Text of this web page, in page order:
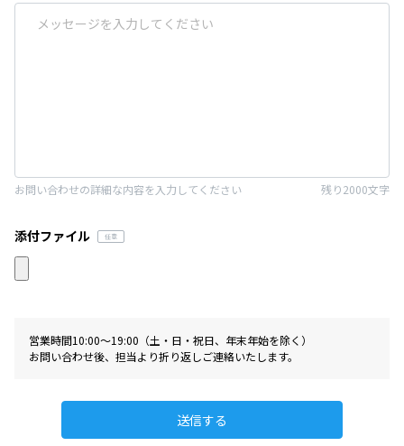
残り2000文字
お問い合わせの詳細な内容を入力してください
添付ファイル
営業時間10:00〜19:00（土・日・祝日、年末年始を除く）
お問い合わせ後、担当より折り返しご連絡いたします。
送信する